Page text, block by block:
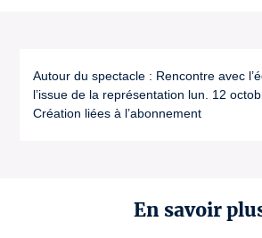
Autour du spectacle : Rencontre avec
l’issue de la représentation lun. 12
Création liées à l’abonnement
En savoir